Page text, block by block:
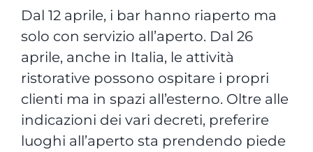
Dal 12 aprile, i bar hanno riaperto ma
solo con servizio all’aperto. Dal 26
aprile, anche in Italia, le attività
ristorative possono ospitare i propri
clienti ma in spazi all’esterno. Oltre alle
indicazioni dei vari decreti, preferire
luoghi all’aperto sta prendendo piede